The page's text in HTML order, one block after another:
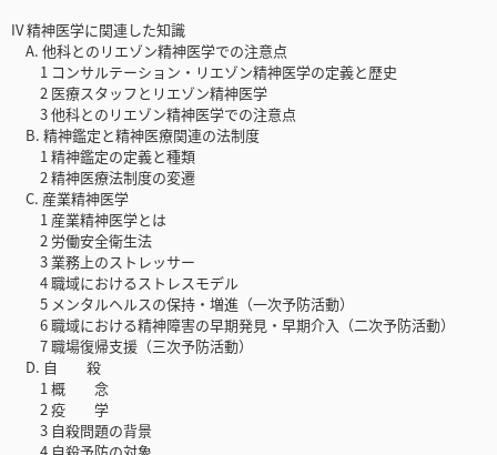
IV 精神医学に関連した知識
A. 他科とのリエゾン精神医学での注意点
1 コンサルテーション・リエゾン精神医学の定義と歴史
2 医療スタッフとリエゾン精神医学
3 他科とのリエゾン精神医学での注意点
B. 精神鑑定と精神医療関連の法制度
1 精神鑑定の定義と種類
2 精神医療法制度の変遷
C. 産業精神医学
1 産業精神医学とは
2 労働安全衛生法
3 業務上のストレッサー
4 職域におけるストレスモデル
5 メンタルヘルスの保持・増進（一次予防活動）
6 職域における精神障害の早期発見・早期介入（二次予防活動）
7 職場復帰支援（三次予防活動）
D. 自 殺
1 概 念
2 疫 学
3 自殺問題の背景